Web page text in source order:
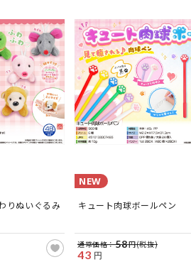
りぬいぐるみ
NEW
キュート肉球ボールペン
通常価格：58円(税抜)
43 円